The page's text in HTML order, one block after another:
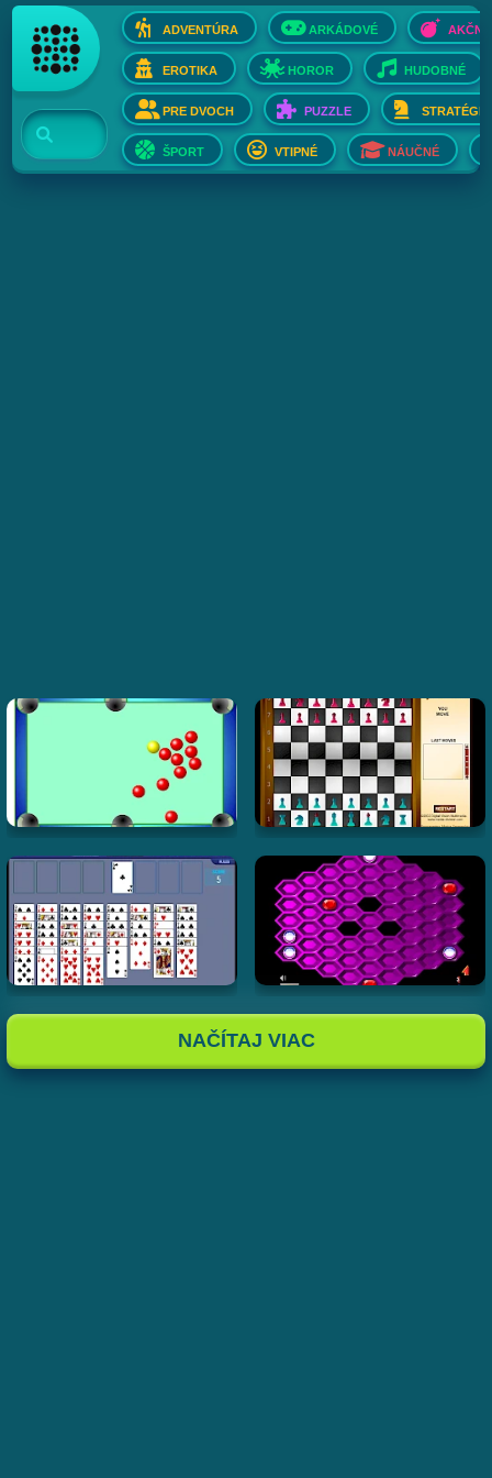
ADVENTÚRA ARKÁDOVÉ AKČNÉ
EROTIKA HOROR HUDOBNÉ
PRE DVOCH PUZZLE STRATÉGIE
ŠPORT VTIPNÉ NÁUČNÉ
NAČÍTAJ VIAC